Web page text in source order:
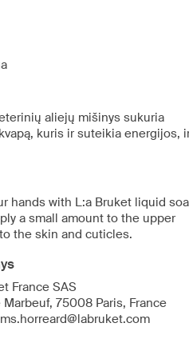
aliejų mišinys sukuria
kuris ir suteikia energijos,
hands with L:a Bruket liquid
a small amount to the upper
the skin and cuticles.
France SAS
75008 Paris, France